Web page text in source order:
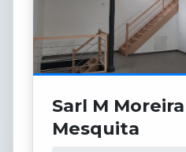
Sarl M Moreira
Mesquita